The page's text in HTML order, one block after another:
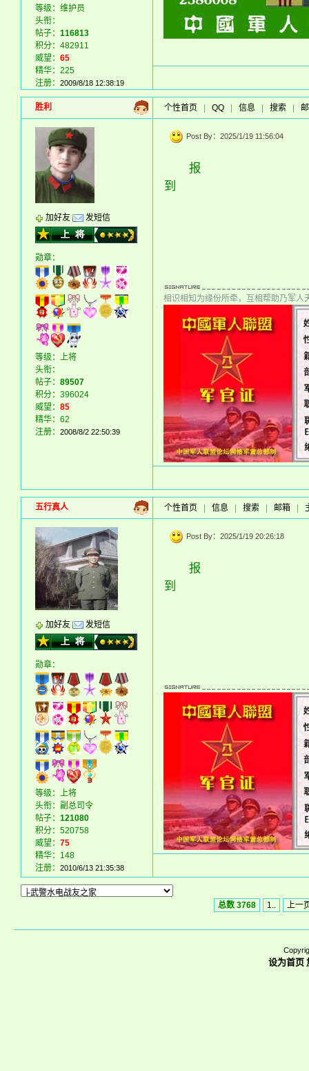
等级：维护员
头衔：
帖子： 116813
积分：482911
威望： 65
精华：225
注册：
2009/8/18 12:38:19
胜利 个性首页 QQ 信息 搜索
加好友 发短信
勋章：
等级：上将
头衔：
帖子： 89507
积分：396024
威望： 85
精华：62
注册：
2008/8/2 22:50:39
Post By：2025/1/19 11:56:04
报
到
相识相知为缘份所牵，互相帮助乃军人
五行真人 个性首页 信息 搜索 邮箱
加好友 发短信
勋章：
等级：上将
头衔：副总司令
帖子： 121080
积分：520758
威望： 75
精华：148
注册：
2010/6/13 21:35:38
Post By：2025/1/19 20:26:18
报
到
总数 3768 1.. 上一
设为首页